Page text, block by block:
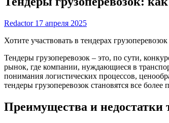
Redactor 17 апреля 2025
Хотите участвовать в тендерах
Тендеры грузоперевозок – это, по сути,
рынок, где компании, нуждающиеся в
понимания логистических процессов,
тендеры грузоперевозок становятся все
Преимущества и недостатки